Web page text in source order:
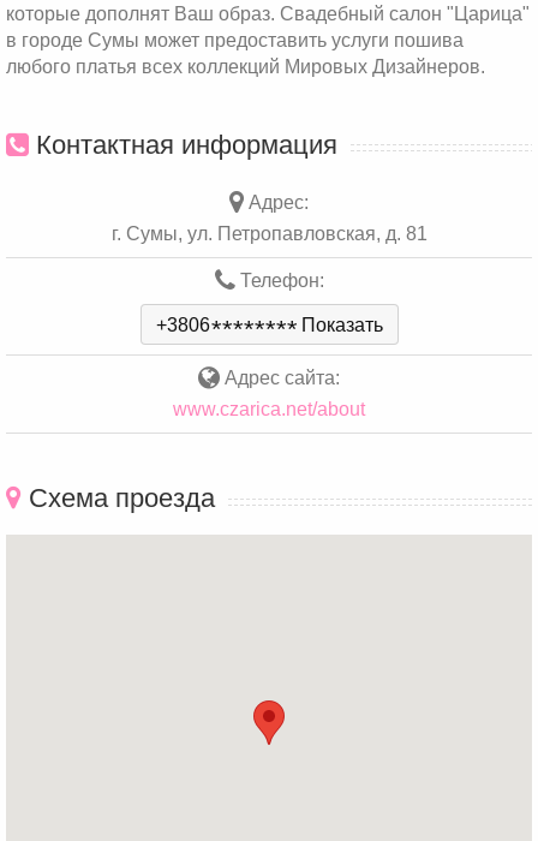
которые дополнят Ваш образ. Свадебный салон "Царица"
в городе Сумы может предоставить услуги пошива
любого платья всех коллекций Мировых Дизайнеров.
Контактная информация
Адрес:
г. Сумы, ул. Петропавловская, д. 81
Телефон:
+3806******** Показать
Адрес сайта:
www.czarica.net/about
Схема проезда